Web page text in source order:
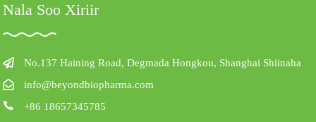
Nala Soo Xiriir
No.137 Haining Road, Degmada Hongkou, Shanghai Shiinaha
info@beyondbiopharma.com
+86 18657345785